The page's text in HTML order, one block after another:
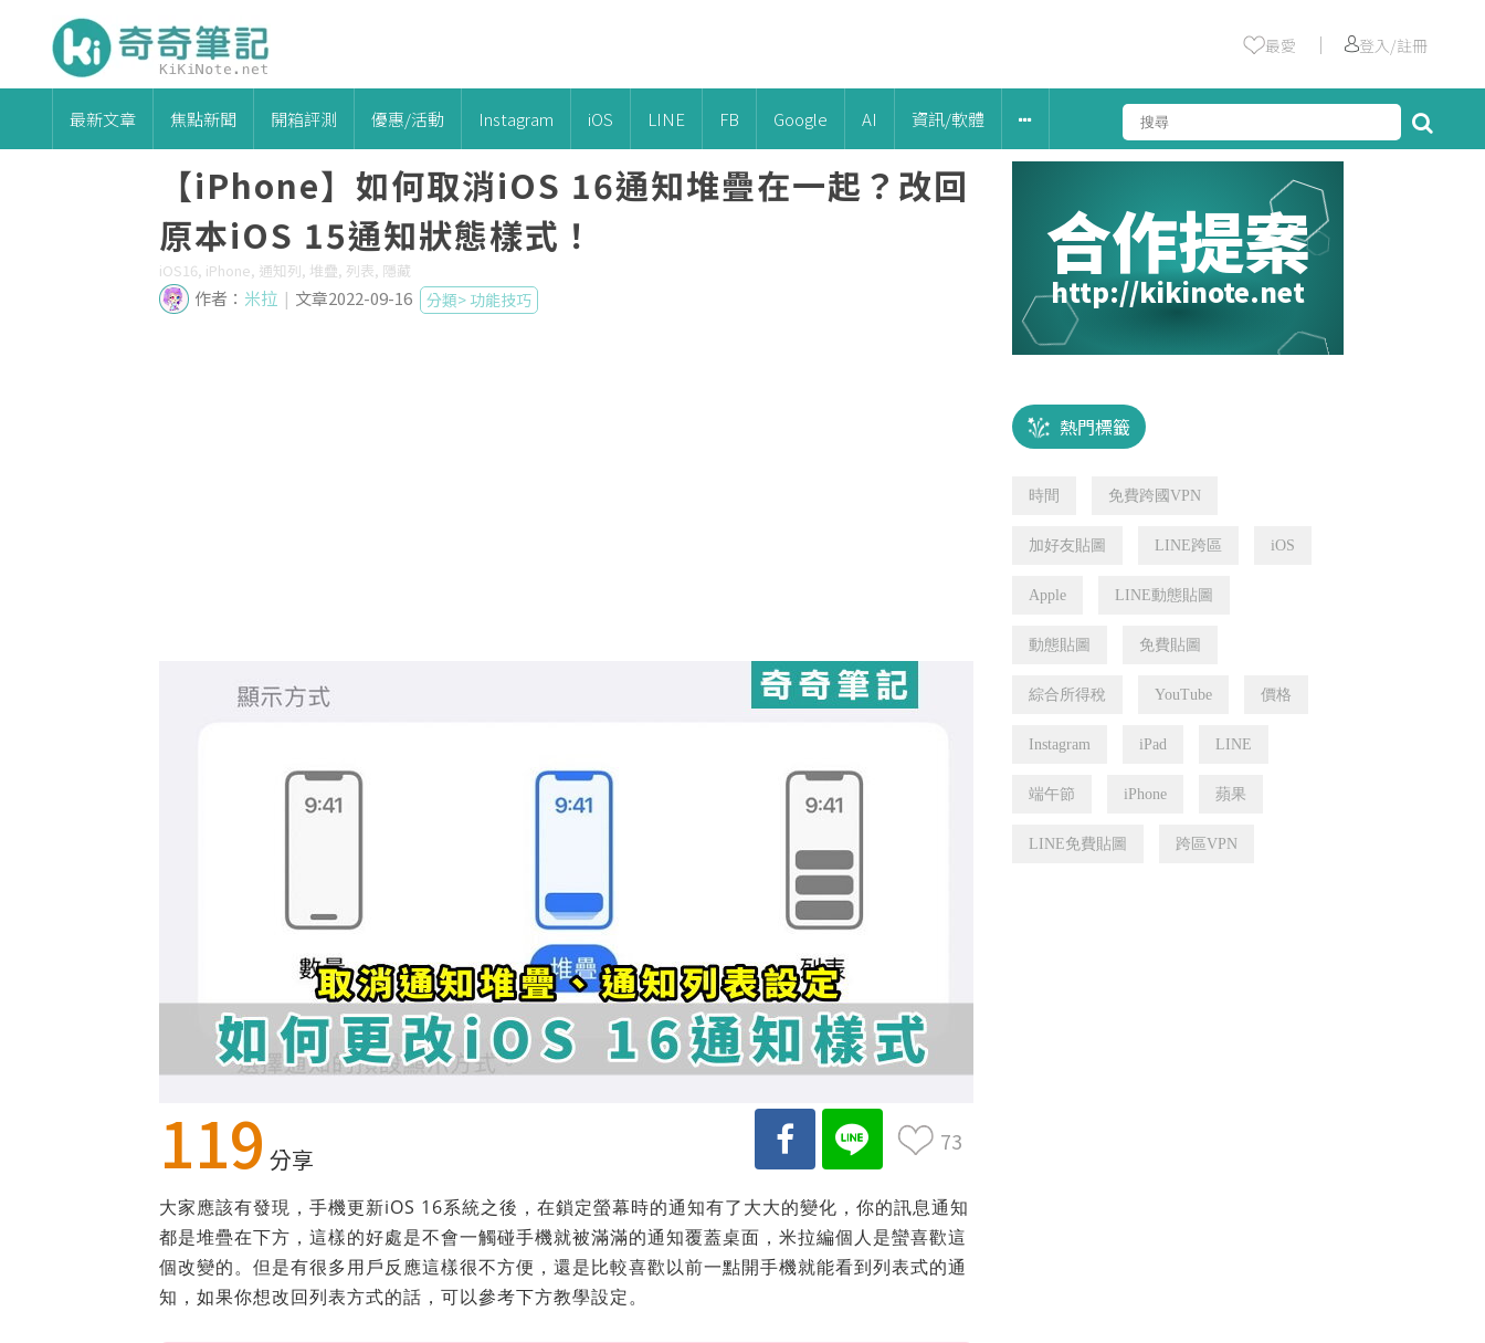
最愛 ｜ 登入/註冊
最新文章 焦點新聞 開箱評測 優惠/活動 Instagram iOS LINE FB Google AI 資訊/軟體
合作提案
http://kikinote.net
熱門標籤
時間 免費跨國VPN
加好友貼圖 LINE跨區 iOS
Apple LINE動態貼圖
動態貼圖 免費貼圖
綜合所得稅 YouTube 價格
Instagram iPad LINE
端午節 iPhone 蘋果
LINE免費貼圖 跨區VPN
【iPhone】如何取消iOS 16通知堆疊在一起？改回
原本iOS 15通知狀態樣式！
iOS16, iPhone, 通知列, 堆疊, 列表, 隱藏
作者： 米拉 | 文章2022-09-16 分類> 功能技巧
119 分享
73
大家應該有發現，手機更新iOS 16系統之後，在鎖定螢幕時的通知有了大大的變化，你的訊息通知
都是堆疊在下方，這樣的好處是不會一觸碰手機就被滿滿的通知覆蓋桌面，米拉編個人是蠻喜歡這
個改變的。但是有很多用戶反應這樣很不方便，還是比較喜歡以前一點開手機就能看到列表式的通
知，如果你想改回列表方式的話，可以參考下方教學設定。